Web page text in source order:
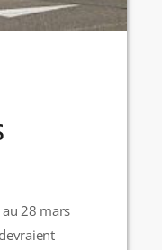
au 28 mars